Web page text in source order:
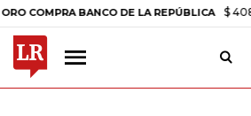
BANCO DE LA REPÚBLICA $ 408.498,97